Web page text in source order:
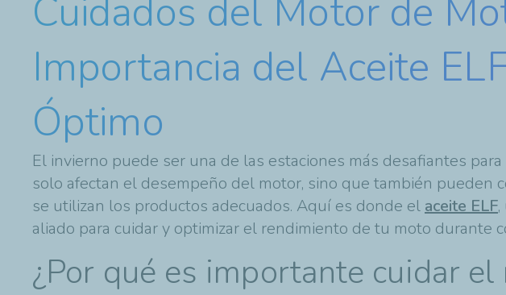
Cuidados del Motor de
Importancia del Aceite
Óptimo
El invierno puede ser una de las estaciones más desafiantes
solo afectan el desempeño del motor, sino que también
se utilizan los productos adecuados. Aquí es donde el aceite ELF
aliado para cuidar y optimizar el rendimiento de tu moto durante
¿Por qué es importante cuidar